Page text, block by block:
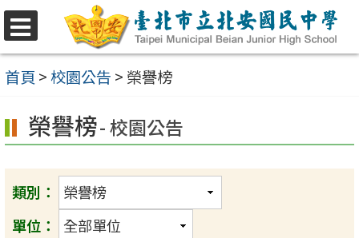
選
單
跳
至
主
內
容
區
首頁 >校園公告 > 榮譽榜
榮譽榜- 校園公告
類別：
單位：